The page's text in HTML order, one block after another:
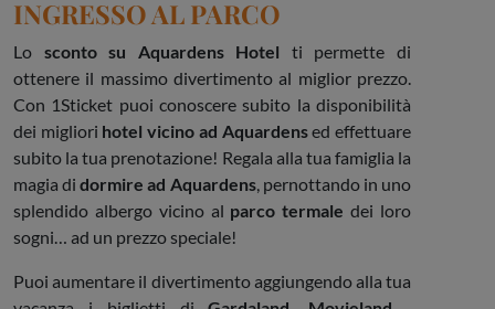
INGRESSO AL PARCO
Lo sconto su Aquardens Hotel ti permette di
ottenere il massimo divertimento al miglior prezzo.
Con 1Sticket puoi conoscere subito la disponibilità
dei migliori hotel vicino ad Aquardensed effettuare
subito la tua prenotazione! Regala alla tua famiglia la
magia didormire ad Aquardens, pernottando in uno
splendido albergo vicino al parco termale dei loro
sogni… ad un prezzo speciale!
Puoi aumentare il divertimento aggiungendo alla tua